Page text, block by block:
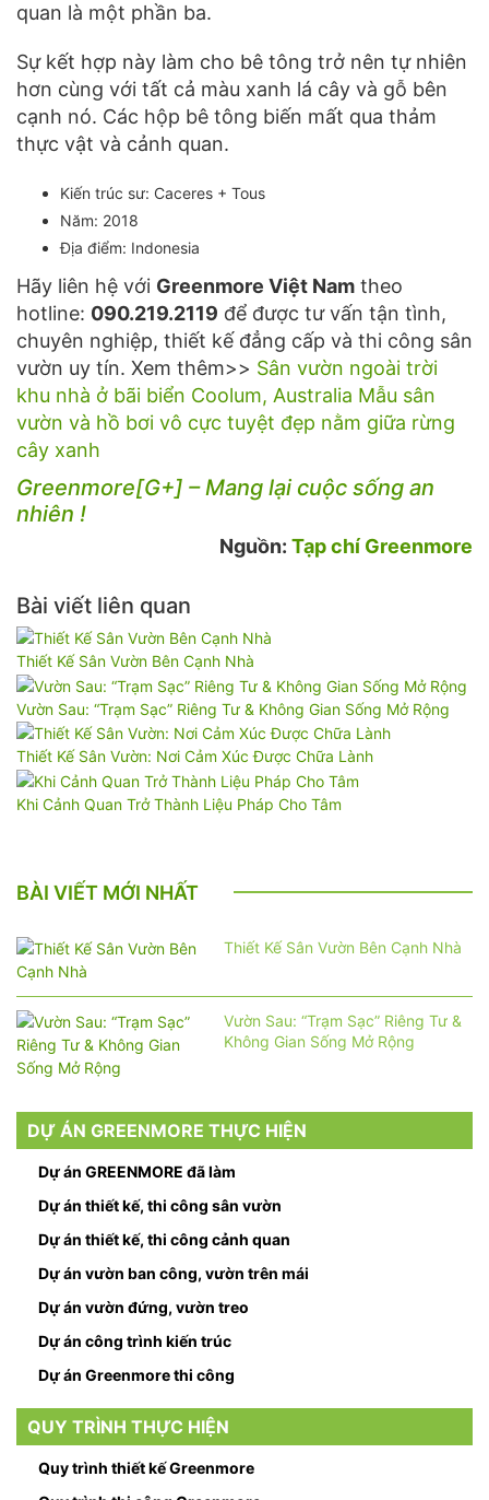
quan là một phần ba.
Sự kết hợp này làm cho bê tông trở nên tự nhiên
hơn cùng với tất cả màu xanh lá cây và gỗ bên
cạnh nó. Các hộp bê tông biến mất qua thảm
thực vật và cảnh quan.
Kiến trúc sư: Caceres + Tous
Năm: 2018
Địa điểm: Indonesia
Hãy liên hệ với Greenmore Việt Nam theo
hotline: 090.219.2119 để được tư vấn tận tình,
chuyên nghiệp, thiết kế đẳng cấp và thi công sân
vườn uy tín. Xem thêm>> Sân vườn ngoài trời
khu nhà ở bãi biển Coolum, Australia Mẫu sân
vườn và hồ bơi vô cực tuyệt đẹp nằm giữa rừng
cây xanh
Greenmore[G+] – Mang lại cuộc sống an
nhiên !
Nguồn: Tạp chí Greenmore
Bài viết liên quan
Thiết Kế Sân Vườn Bên Cạnh Nhà
Vườn Sau: “Trạm Sạc” Riêng Tư & Không Gian Sống Mở Rộng
Thiết Kế Sân Vườn: Nơi Cảm Xúc Được Chữa Lành
Khi Cảnh Quan Trở Thành Liệu Pháp Cho Tâm
BÀI VIẾT MỚI NHẤT
Thiết Kế Sân Vườn Bên Cạnh Nhà
Vườn Sau: “Trạm Sạc” Riêng Tư &
Không Gian Sống Mở Rộng
DỰ ÁN GREENMORE THỰC HIỆN
Dự án GREENMORE đã làm
Dự án thiết kế, thi công sân vườn
Dự án thiết kế, thi công cảnh quan
Dự án vườn ban công, vườn trên mái
Dự án vườn đứng, vườn treo
Dự án công trình kiến trúc
Dự án Greenmore thi công
QUY TRÌNH THỰC HIỆN
Quy trình thiết kế Greenmore